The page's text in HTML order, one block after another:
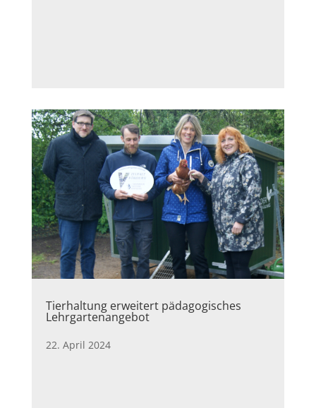
Tierhaltung erweitert pädagogisches
Lehrgartenangebot
22. April 2024